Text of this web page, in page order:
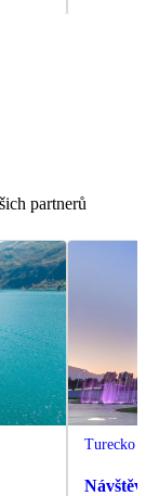
partnerů
Turecko